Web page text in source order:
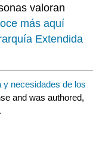
valoran
más aquí
Extendida
y necesidades de los
and was authored,